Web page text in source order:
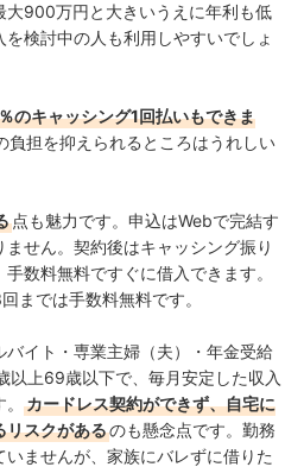
大900万円と大きいうえに年利も低
検討中の人も利用しやすいでしょ
のキャッシング1回払いもできま
負担を抑えられるところはうれしい
点も魅力です。申込はWebで完結す
せん。契約後はキャッシング振り
数料無料ですぐに借入できます。
までは手数料無料です。
バイト・専業主婦（夫）・年金受給
以上69歳以下で、毎月安定した収入
カードレス契約ができず、自宅に
リスクがあるのも懸念点です。勤務
ませんが、家族にバレずに借りた